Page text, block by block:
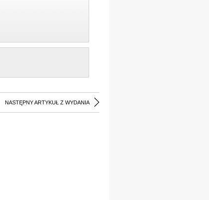
NASTĘPNY ARTYKUŁ Z WYDANIA